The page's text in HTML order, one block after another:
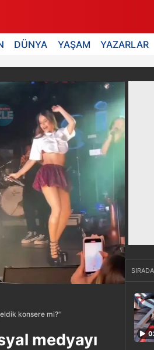
DÜNYA YAŞAM YAZARLAR
konsere mi?''
medyayı